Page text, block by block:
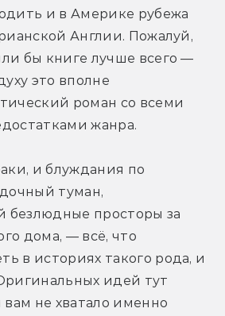
и в Америке рубежа
Англии. Пожалуй,
бы книге лучше всего —
это вполне
роман со всеми
жанра.
и блуждания по
туман,
безлюдные просторы за
дома, — всё, что
в историях такого рода, и
идей тут
вам не хватало именно